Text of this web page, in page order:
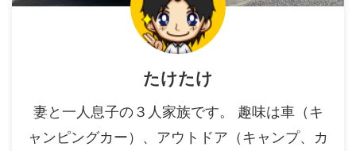
たけたけ
妻と一人息子の３人家族です。 趣味は車（キ
ャンピングカー）、アウトドア（キャンプ、カ